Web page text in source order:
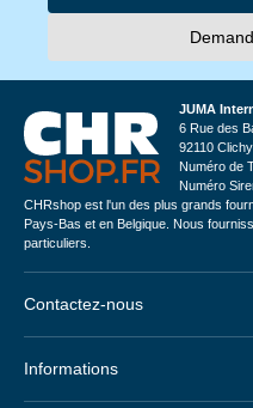
JUMA
6 Rue des
92110
Numéro de
Numéro
CHRshop est l'un des plus grands
Pays-Bas et en Belgique. Nous
particuliers.
Contactez-nous
Informations